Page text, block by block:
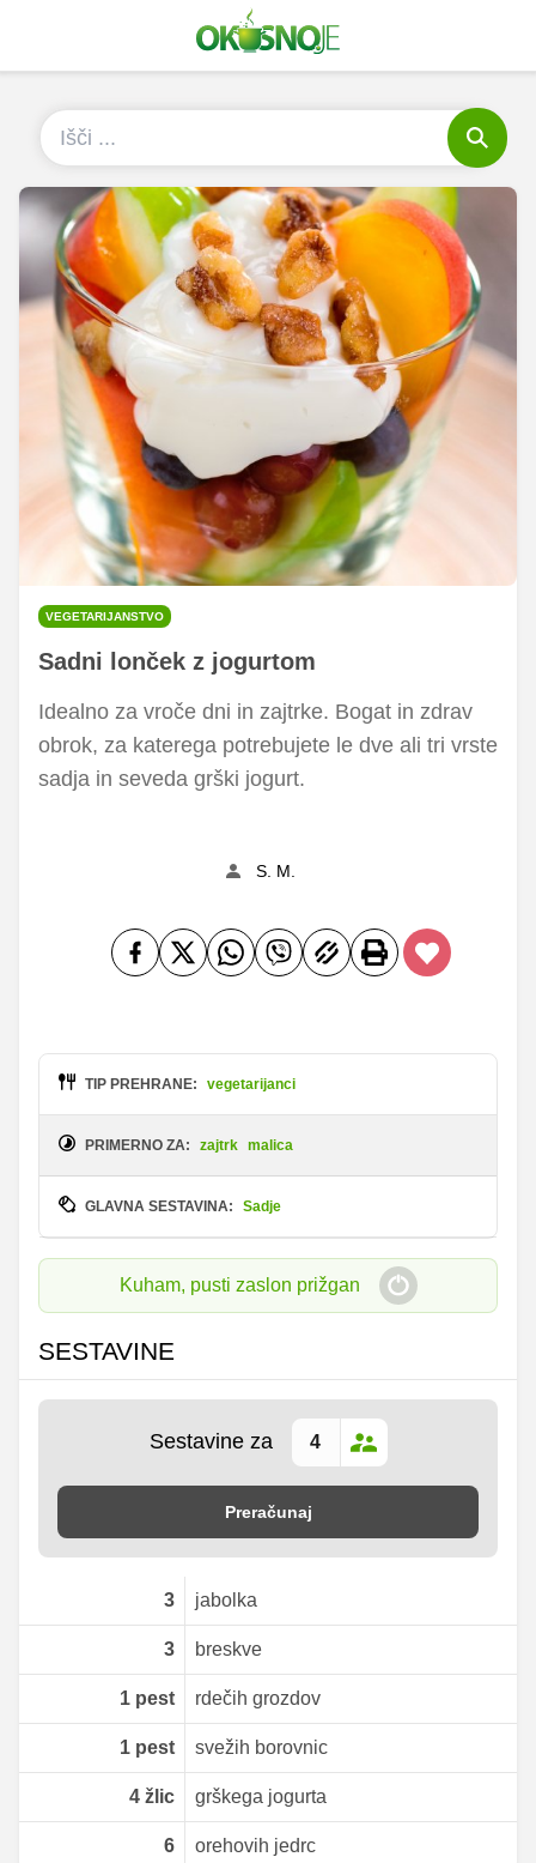
VEGETARIJANSTVO
Sadni lonček z jogurtom
Idealno za vroče dni in zajtrke. Bogat in zdrav
obrok, za katerega potrebujete le dve ali tri vrste
sadja in seveda grški jogurt.
S. M.
TIP PREHRANE: vegetarijanci
PRIMERNO ZA: zajtrk malica
GLAVNA SESTAVINA: Sadje
Kuham, pusti zaslon prižgan
SESTAVINE
Sestavine za
Preračunaj
3 jabolka
3 breskve
1pest rdečih grozdov
1pest svežih borovnic
4žlic grškega jogurta
6 orehovih jedrc